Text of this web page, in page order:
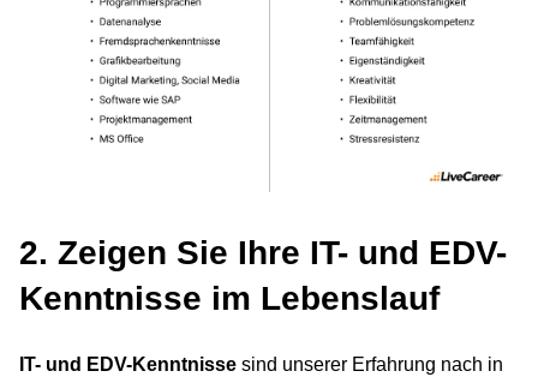
2. Zeigen Sie Ihre IT- und EDV-
Kenntnisse im Lebenslauf
IT- und EDV-Kenntnisse sind unserer Erfahrung nach in